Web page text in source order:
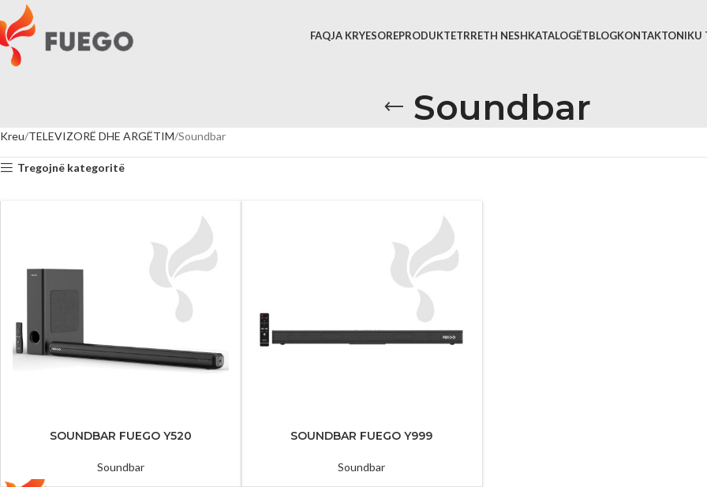
FAQJA KRYESOREPRODUKTETRRETH NESHKATALOGËTBLOGKONTAKTONIKU
Soundbar
Kreu TELEVIZORË DHE ARGËTIM Soundbar
Tregojnë kategoritë
SOUNDBAR FUEGO Y520
Soundbar
SOUNDBAR FUEGO Y999
Soundbar